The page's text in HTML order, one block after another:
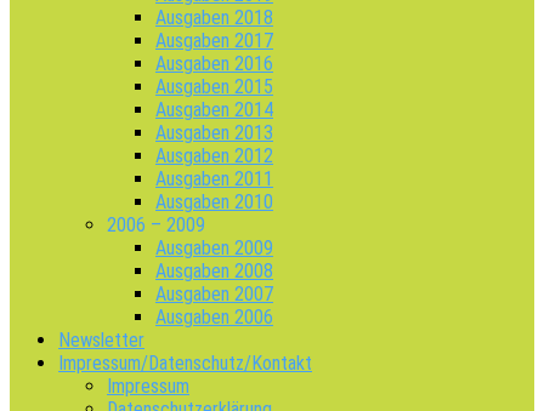
Ausgaben 2018
Ausgaben 2017
Ausgaben 2016
Ausgaben 2015
Ausgaben 2014
Ausgaben 2013
Ausgaben 2012
Ausgaben 2011
Ausgaben 2010
2006 – 2009
Ausgaben 2009
Ausgaben 2008
Ausgaben 2007
Ausgaben 2006
Newsletter
Impressum/Datenschutz/Kontakt
Impressum